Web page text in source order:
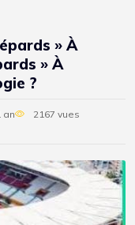
» À
» À
?
an
2167 vues